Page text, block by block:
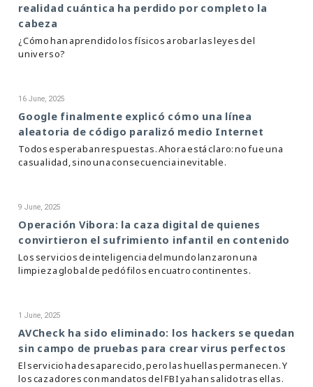
realidad cuántica ha perdido por completo la
cabeza
¿Cómo han aprendido los físicos a robar las leyes del
universo?
16 June, 2025
Google finalmente explicó cómo una línea
aleatoria de código paralizó medio Internet
Todos esperaban respuestas. Ahora está claro: no fue una
casualidad, sino una consecuencia inevitable.
9 June, 2025
Operación Vibora: la caza digital de quienes
convirtieron el sufrimiento infantil en contenido
Los servicios de inteligencia del mundo lanzaron una
limpieza global de pedófilos en cuatro continentes.
1 June, 2025
AVCheck ha sido eliminado: los hackers se quedan
sin campo de pruebas para crear virus perfectos
El servicio ha desaparecido, pero las huellas permanecen. Y
los cazadores con mandatos del FBI ya han salido tras ellas.